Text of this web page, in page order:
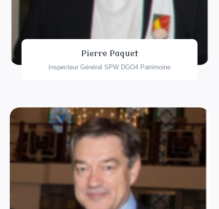
Pierre Paquet
Inspecteur Général SPW DGO4 Patrimoine